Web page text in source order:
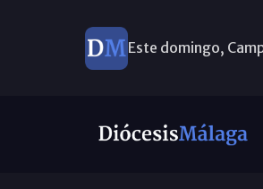
Este domingo,